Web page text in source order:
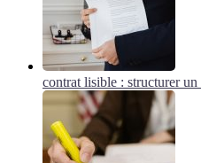
contrat lisible : structurer